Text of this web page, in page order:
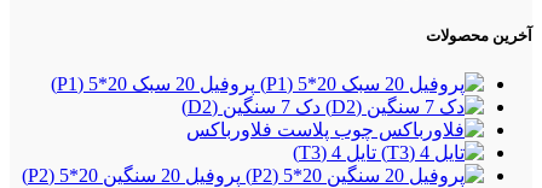
آخرین محصولات
پروفیل 20 سبک 20*5 (P1)
دک 7 سنگین (D2)
فلاورباکس
تایل 4 (T3)
پروفیل 20 سنگین 20*5 (P2)